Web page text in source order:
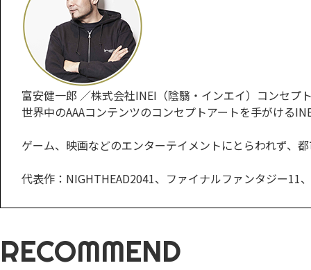
富安健一郎 ／株式会社INEI（陰翳・インエイ）コンセプ
世界中のAAAコンテンツのコンセプトアートを手がける
ゲーム、映画などのエンターテイメントにとらわれず、
代表作：NIGHTHEAD2041、ファイナルファンタジー11
RECOMMEND